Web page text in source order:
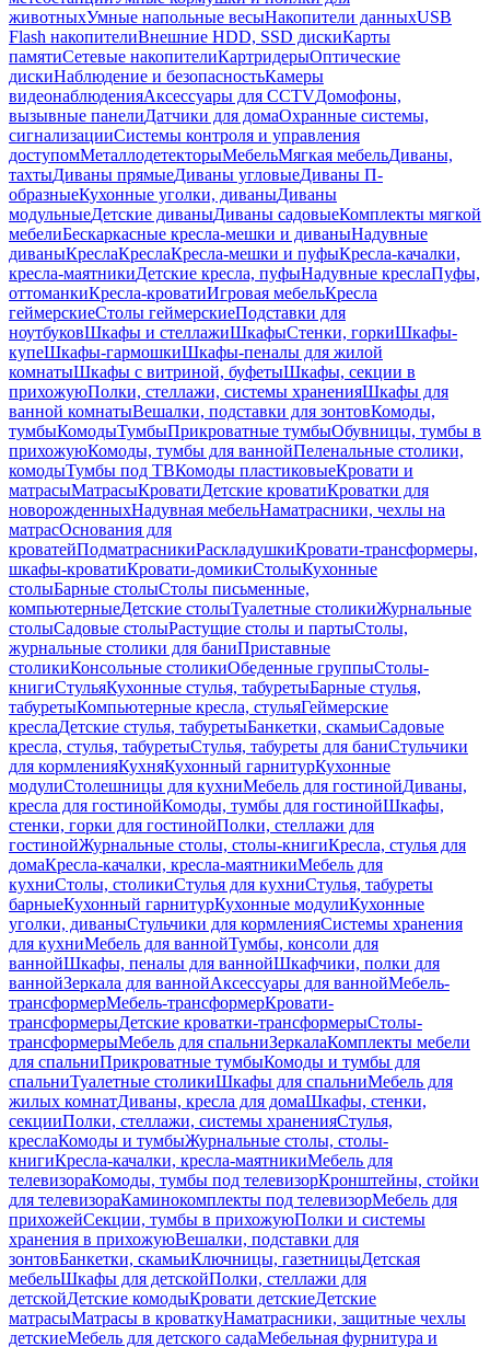
животныхУмные напольные весыНакопители данныхUSB
Flash накопителиВнешние HDD, SSD дискиКарты
памятиСетевые накопителиКартридерыОптические
дискиНаблюдение и безопасностьКамеры
видеонаблюденияАксессуары для CCTVДомофоны,
вызывные панелиДатчики для домаОхранные системы,
сигнализацииСистемы контроля и управления
доступомМеталлодетекторыМебельМягкая мебельДиваны,
тахтыДиваны прямыеДиваны угловыеДиваны П-
образныеКухонные уголки, диваныДиваны
модульныеДетские диваныДиваны садовыеКомплекты мягкой
мебелиБескаркасные кресла-мешки и диваныНадувные
диваныКреслаКреслаКресла-мешки и пуфыКресла-качалки,
кресла-маятникиДетские кресла, пуфыНадувные креслаПуфы,
оттоманкиКресла-кроватиИгровая мебельКресла
геймерскиеСтолы геймерскиеПодставки для
ноутбуковШкафы и стеллажиШкафыСтенки, горкиШкафы-
купеШкафы-гармошкиШкафы-пеналы для жилой
комнатыШкафы с витриной, буфетыШкафы, секции в
прихожуюПолки, стеллажи, системы храненияШкафы для
ванной комнатыВешалки, подставки для зонтовКомоды,
тумбыКомодыТумбыПрикроватные тумбыОбувницы, тумбы в
прихожуюКомоды, тумбы для ваннойПеленальные столики,
комодыТумбы под ТВКомоды пластиковыеКровати и
матрасыМатрасыКроватиДетские кроватиКроватки для
новорожденныхНадувная мебельНаматрасники, чехлы на
матрасОснования для
кроватейПодматрасникиРаскладушкиКровати-трансформеры,
шкафы-кроватиКровати-домикиСтолыКухонные
столыБарные столыСтолы письменные,
компьютерныеДетские столыТуалетные столикиЖурнальные
столыСадовые столыРастущие столы и партыСтолы,
журнальные столики для баниПриставные
столикиКонсольные столикиОбеденные группыСтолы-
книгиСтульяКухонные стулья, табуретыБарные стулья,
табуретыКомпьютерные кресла, стульяГеймерские
креслаДетские стулья, табуретыБанкетки, скамьиСадовые
кресла, стулья, табуретыСтулья, табуреты для баниСтульчики
для кормленияКухняКухонный гарнитурКухонные
модулиСтолешницы для кухниМебель для гостинойДиваны,
кресла для гостинойКомоды, тумбы для гостинойШкафы,
стенки, горки для гостинойПолки, стеллажи для
гостинойЖурнальные столы, столы-книгиКресла, стулья для
домаКресла-качалки, кресла-маятникиМебель для
кухниСтолы, столикиСтулья для кухниСтулья, табуреты
барныеКухонный гарнитурКухонные модулиКухонные
уголки, диваныСтульчики для кормленияСистемы хранения
для кухниМебель для ваннойТумбы, консоли для
ваннойШкафы, пеналы для ваннойШкафчики, полки для
ваннойЗеркала для ваннойАксессуары для ваннойМебель-
трансформерМебель-трансформерКровати-
трансформерыДетские кроватки-трансформерыСтолы-
трансформерыМебель для спальниЗеркалаКомплекты мебели
для спальниПрикроватные тумбыКомоды и тумбы для
спальниТуалетные столикиШкафы для спальниМебель для
жилых комнатДиваны, кресла для домаШкафы, стенки,
секцииПолки, стеллажи, системы храненияСтулья,
креслаКомоды и тумбыЖурнальные столы, столы-
книгиКресла-качалки, кресла-маятникиМебель для
телевизораКомоды, тумбы под телевизорКронштейны, стойки
для телевизораКаминокомплекты под телевизорМебель для
прихожейСекции, тумбы в прихожуюПолки и системы
хранения в прихожуюВешалки, подставки для
зонтовБанкетки, скамьиКлючницы, газетницыДетская
мебельШкафы для детскойПолки, стеллажи для
детскойДетские комодыКровати детскиеДетские
матрасыМатрасы в кроваткуНаматрасники, защитные чехлы
детскиеМебель для детского садаМебельная фурнитура и